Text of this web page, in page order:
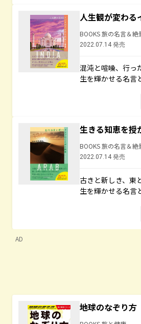
人生観が変わる
BOOKS 旅の名言＆絶
2022.07.14 発売
混沌と喧噪、行っ
生を輝かせる名言
生きる知恵を授
BOOKS 旅の名言＆絶
2022.07.14 発売
古きと新しき、東
生を輝かせる名言
AD
地球のなぞり